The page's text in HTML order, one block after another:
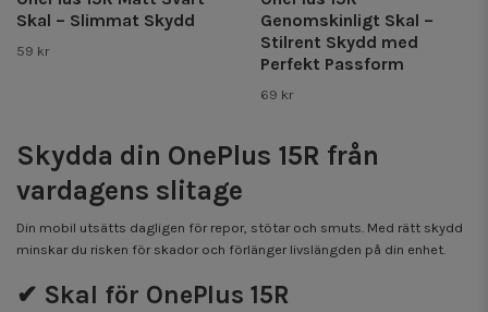
Skal – Slimmat Skydd
59 kr
Genomskinligt Skal –
Stilrent Skydd med
Perfekt Passform
69 kr
Skydda din OnePlus 15R från
vardagens slitage
Din mobil utsätts dagligen för repor, stötar och smuts. Med rätt skydd
minskar du risken för skador och förlänger livslängden på din enhet.
✔ Skal för OnePlus 15R